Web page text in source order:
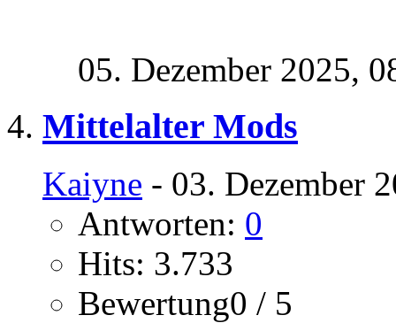
05. Dezember 2025,
Mittelalter Mods
Kaiyne - 03. Dezember
Antworten: 0
Hits: 3.733
Bewertung0 / 5